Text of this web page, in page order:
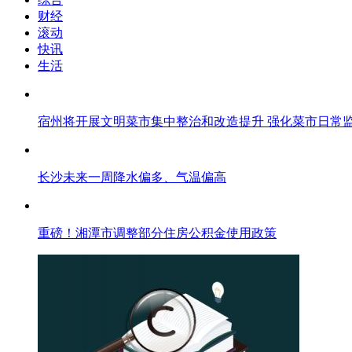
财经
滚动
快讯
生活
宿州将开展文明菜市集中整治和改造提升 强化菜市日常
长沙未来一周降水偏多、气温偏高
重磅！湘潭市调整部分住房公积金使用政策